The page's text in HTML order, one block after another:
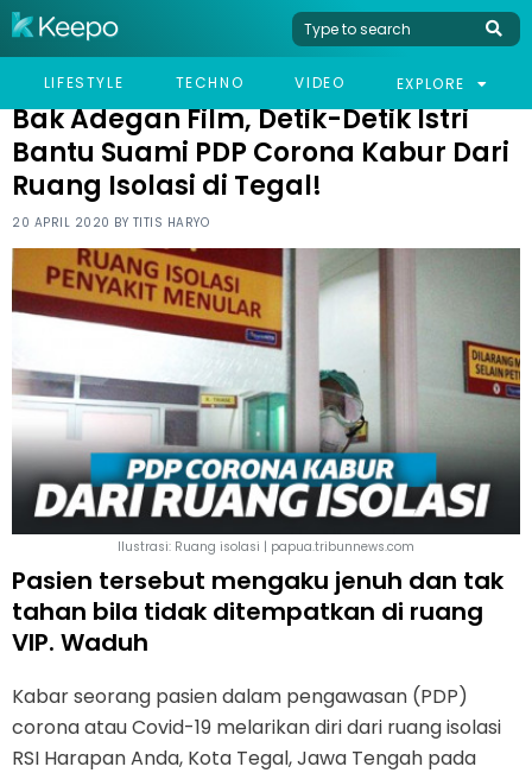
LIFESTYLE TECHNO VIDEO EXPLORE
HOME NEWS
BAK ADEGAN FILM, DETIK-DETIK ISTRI BANTU SUAMI PDP CORONA
Bak Adegan Film, Detik-Detik Istri
Bantu Suami PDP Corona Kabur Dari
Ruang Isolasi di Tegal!
20 APRIL 2020 BY TITIS HARYO
Ilustrasi: Ruang isolasi | papua.tribunnews.com
Pasien tersebut mengaku jenuh dan tak
tahan bila tidak ditempatkan di ruang
VIP. Waduh
Kabar seorang pasien dalam pengawasan (PDP)
corona atau Covid-19 melarikan diri dari ruang isolasi
RSI Harapan Anda, Kota Tegal, Jawa Tengah pada